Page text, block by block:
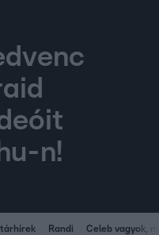
n!
Randi Celeb vagyok,